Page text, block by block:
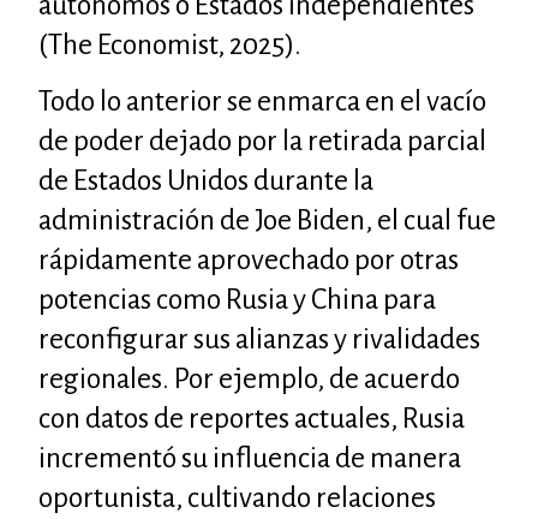
(The Economist, 2025).
Todo lo anterior se enmarca en el vacío
de poder dejado por la retirada parcial
de Estados Unidos durante la
administración de Joe Biden, el cual fue
rápidamente aprovechado por otras
potencias como Rusia y China para
reconfigurar sus alianzas y rivalidades
regionales. Por ejemplo, de acuerdo
con datos de reportes actuales, Rusia
incrementó su influencia de manera
oportunista, cultivando relaciones